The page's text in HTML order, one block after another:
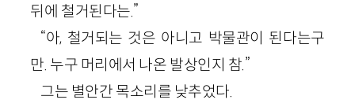
뒤에 철거된다는.”
“아, 철거되는 것은 아니고 박물관이 된다는구
만. 누구 머리에서 나온 발상인지 참.”
그는 별안간 목소리를 낮추었다.